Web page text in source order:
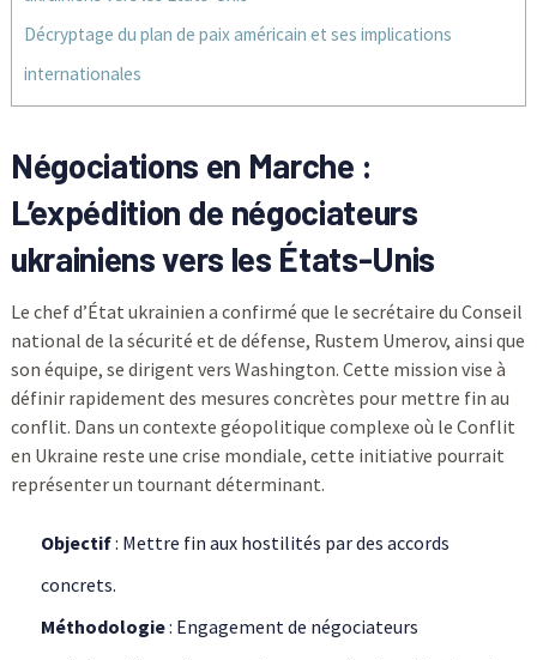
Décryptage du plan de paix américain et ses implications
internationales
Négociations en Marche :
L’expédition de négociateurs
ukrainiens vers les États-Unis
Le chef d’État ukrainien a confirmé que le secrétaire du Conseil
national de la sécurité et de défense, Rustem Umerov, ainsi que
son équipe, se dirigent vers Washington. Cette mission vise à
définir rapidement des mesures concrètes pour mettre fin au
conflit. Dans un contexte géopolitique complexe où le Conflit
en Ukraine reste une crise mondiale, cette initiative pourrait
représenter un tournant déterminant.
Objectif: Mettre fin aux hostilités par des accords
concrets.
Méthodologie: Engagement de négociateurs